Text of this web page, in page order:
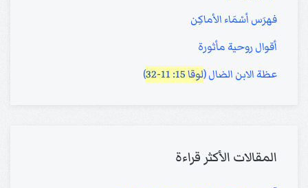
فهرَس أسْمَاء الأماكِن
أقوال روحية مأثورة
عظة الابن الضال (لوقا 15: 11-32 )
المقالات الأكثر قراءة